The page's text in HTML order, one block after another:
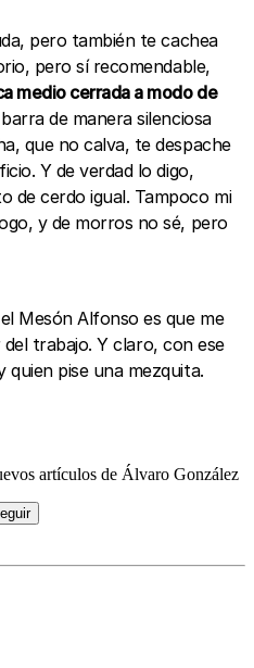
pero también te cachea
pero sí recomendable,
medio cerrada a modo de
de manera silenciosa
que no calva, te despache
Y de verdad lo digo,
de cerdo igual. Tampoco mi
y de morros no sé, pero
Mesón Alfonso es que me
del trabajo. Y claro, con ese
pise una mezquita.
artículos de Álvaro González